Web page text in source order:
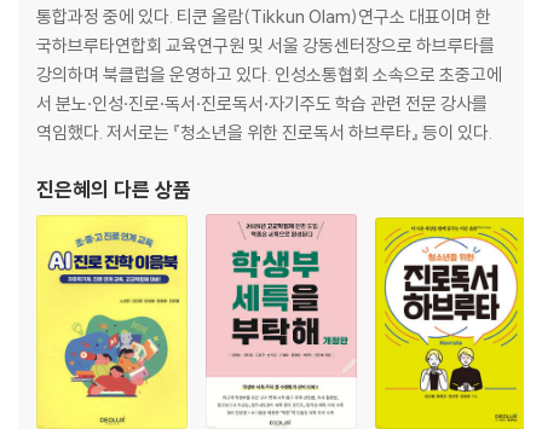
통합과정 중에 있다. 티쿤 올람(Tikkun Olam)연구소 대표이며 한
국하브루타연합회 교육연구원 및 서울 강동센터장으로 하브루타를
강의하며 북클럽을 운영하고 있다. 인성소통협회 소속으로 초중고에
서 분노·인성·진로·독서·진로독서·자기주도 학습 관련 전문 강사를
역임했다. 저서로는 『청소년을 위한 진로독서 하브루타』 등이 있다.
진은혜의 다른 상품